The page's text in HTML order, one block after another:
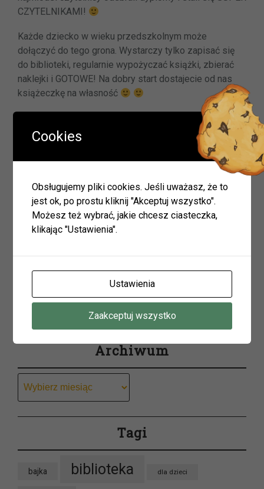
CZYTELNIKAMI!
Każde dziecko w wieku przedszkolnym może
dołączyć do tego grona. Wystarczy tylko zapisać się
do biblioteki, regularnie wypożyczać książki, zbierać
naklejki i GOTOWE! Na dobry start dostajecie od nas
książeczkę na własność
Nawigacja
wpisu
Poprzedni
wpis
« Poprzednie
wpis
Archiwum
Tagi
bajka biblioteka dla dzieci
Cookies
Obsługujemy pliki cookies. Jeśli uważasz, że to
jest ok, po prostu kliknij "Akceptuj wszystko".
Możesz też wybrać, jakie chcesz ciasteczka,
klikając "Ustawienia".
Ustawienia
Zaakceptuj wszystko